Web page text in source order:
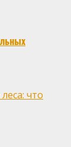
что